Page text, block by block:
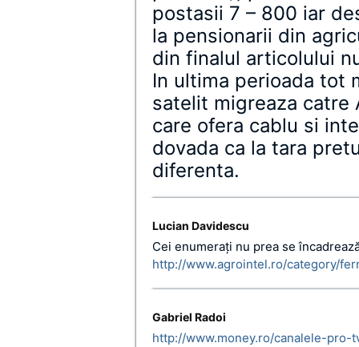
postasii 7 – 800 iar
la pensionarii din
din finalul articolului
In ultima perioada tot
satelit migreaza catre
care ofera cablu si
dovada ca la tara
diferenta.
Lucian Davidescu
Cei enumeraţi nu prea se
http://www.agrointel.ro/category/
Gabriel Radoi
http://www.money.ro/canalele-